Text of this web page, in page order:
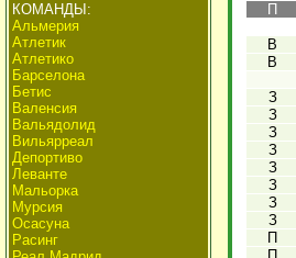
КОМАНДЫ:
Альмерия
Атлетик
Атлетико
Барселона
Бетис
Валенсия
Вальядолид
Вильярреал
Депортиво
Леванте
Мальорка
Мурсия
Осасуна
Расинг
П
В
В
З
З
З
З
З
З
З
З
П